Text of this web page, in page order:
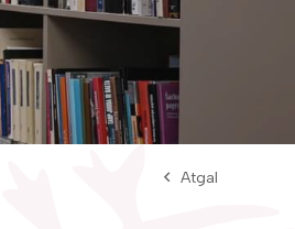
Atgal